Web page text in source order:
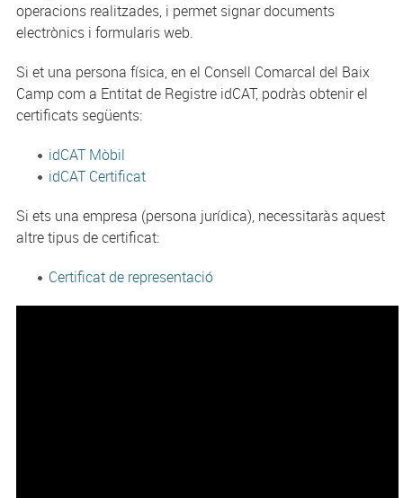
operacions realitzades, i permet signar documents
electrònics i formularis web.
Si et una persona física, en el Consell Comarcal del Baix
Camp com a Entitat de Registre idCAT, podràs obtenir el
certificats següents:
idCAT Mòbil
idCAT Certificat
Si ets una empresa (persona jurídica), necessitaràs aquest
altre tipus de certificat:
Certificat de representació